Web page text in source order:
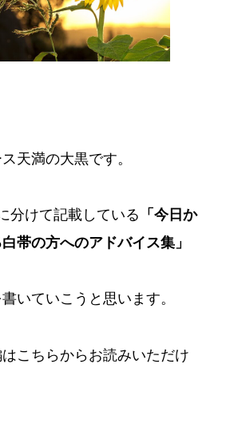
天満の大黒です。
分けて記載している 「今日か
帯の方へのアドバイス集」
いていこうと思います。
こちらからお読みいただけ